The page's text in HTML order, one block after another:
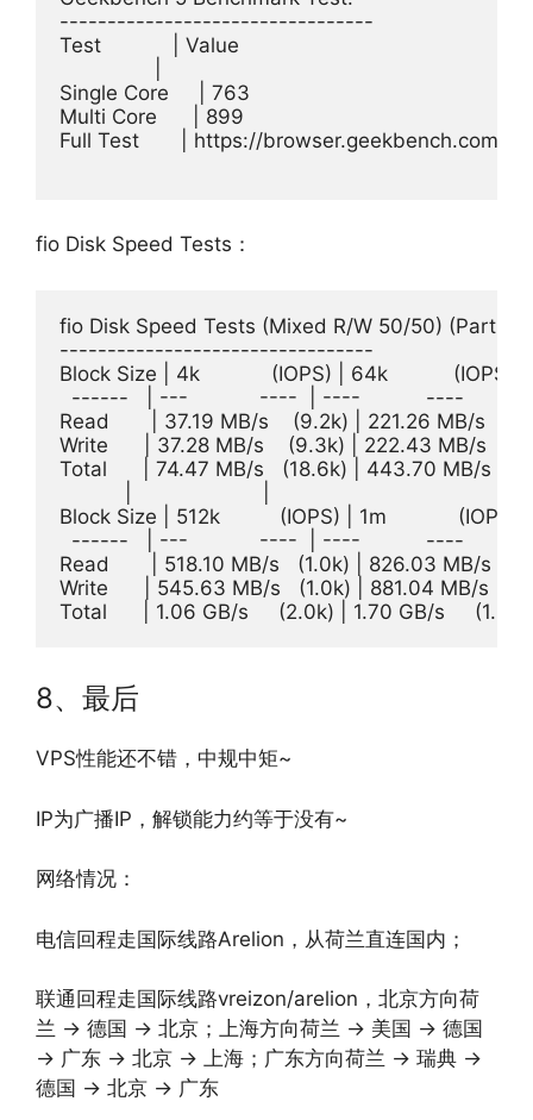
---------------------------------
Test            | Value
Single Core     | 763
Multi Core      | 899
Full Test       | https://browser.geekbench.com/
fio Disk Speed Tests：
fio Disk Speed Tests (Mixed R/W 50/50)
---------------------------------
Block Size | 4k            (IOPS) | 64k           (IOPS)
  ------   | ---            ----  | ----           ----
Read       | 37.19 MB/s    (9.2k) | 221.26 MB/s
Write      | 37.28 MB/s    (9.3k) | 222.43 MB/s
Total      | 74.47 MB/s   (18.6k) | 443.70 MB/s
Block Size | 512k          (IOPS) | 1m            (IOPS)
  ------   | ---            ----  | ----           ----
Read       | 518.10 MB/s   (1.0k) | 826.03 MB/s
Write      | 545.63 MB/s   (1.0k) | 881.04 MB/s
8、最后
VPS性能还不错，中规中矩~
IP为广播IP，解锁能力约等于没有~
网络情况：
电信回程走国际线路Arelion，从荷兰直连国内；
联通回程走国际线路vreizon/arelion，北京方向荷
兰 -> 德国 -> 北京；上海方向荷兰 -> 美国 -> 德国
-> 广东 -> 北京 -> 上海；广东方向荷兰 -> 瑞典 ->
德国 -> 北京 -> 广东